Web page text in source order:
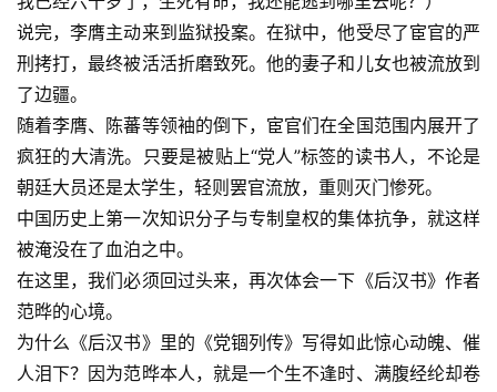
说完，李膺主动来到监狱投案。在狱中，他受尽了宦官的严
刑拷打，最终被活活折磨致死。他的妻子和儿女也被流放到
了边疆。
随着李膺、陈蕃等领袖的倒下，宦官们在全国范围内展开了
疯狂的大清洗。只要是被贴上“党人”标签的读书人，不论是
朝廷大员还是太学生，轻则罢官流放，重则灭门惨死。
中国历史上第一次知识分子与专制皇权的集体抗争，就这样
被淹没在了血泊之中。
在这里，我们必须回过头来，再次体会一下《后汉书》作者
范晔的心境。
为什么《后汉书》里的《党锢列传》写得如此惊心动魄、催
人泪下？因为范晔本人，就是一个生不逢时、满腹经纶却卷